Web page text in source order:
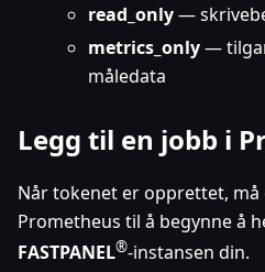
read_only—
metrics_only—
måledata
Legg til en jobb i
Når tokenet er opprettet,
Prometheus til å begynne å
FASTPANEL®-instansen din.